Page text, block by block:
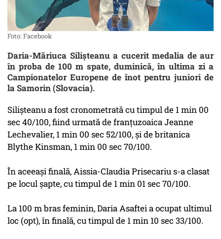
Foto: Facebook
Daria-Măriuca Silișteanu a cucerit medalia de aur
în proba de 100 m spate, duminică, în ultima zi a
Campionatelor Europene de înot pentru juniori de
la Samorin (Slovacia).
Silișteanu a fost cronometrată cu timpul de 1 min 00
sec 40/100, fiind urmată de franțuzoaica Jeanne
Lechevalier, 1 min 00 sec 52/100, și de britanica
Blythe Kinsman, 1 min 00 sec 70/100.
În aceeași finală, Aissia-Claudia Prisecariu s-a clasat
pe locul șapte, cu timpul de 1 min 01 sec 70/100.
La 100 m bras feminin, Daria Asaftei a ocupat ultimul
loc (opt), în finală, cu timpul de 1 min 10 sec 33/100.